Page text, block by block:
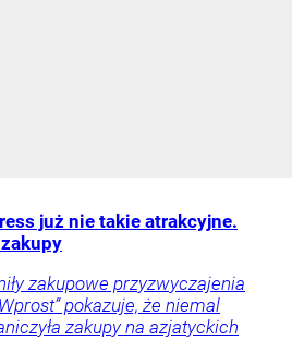
już nie takie atrakcyjne.
zakupowe przyzwyczajenia
pokazuje, że niemal
zakupy na azjatyckich